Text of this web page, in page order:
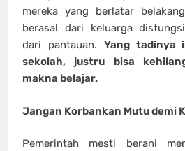
mereka yang berlatar
berasal dari keluarga
dari pantauan. Yang tadinya
sekolah, justru bisa
makna belajar.
Jangan Korbankan Mutu demi
Pemerintah mesti berani